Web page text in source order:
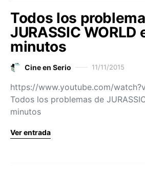
Todos los
JURASSIC WORLD
minutos
Cine en Serio 11/11/2015
https://www.youtube.com/
Todos los problemas de
minutos
Ver entrada